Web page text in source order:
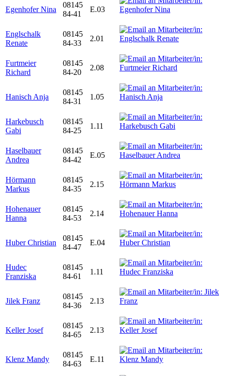
Egenhofer Nina
08145
84-41
E.03
Englschalk
Renate
08145
84-33
2.01
Furtmeier
Richard
08145
84-20
2.08
Hanisch Anja
08145
84-31
1.05
Harkebusch
Gabi
08145
84-25
1.11
Haselbauer
Andrea
08145
84-42
E.05
Hörmann
Markus
08145
84-35
2.15
Hohenauer
Hanna
08145
84-53
2.14
Huber Christian
08145
84-47
E.04
Hudec
Franziska
08145
84-61
1.11
Jilek Franz
08145
84-36
2.13
Keller Josef
08145
84-65
2.13
Klenz Mandy
08145
84-63
E.11